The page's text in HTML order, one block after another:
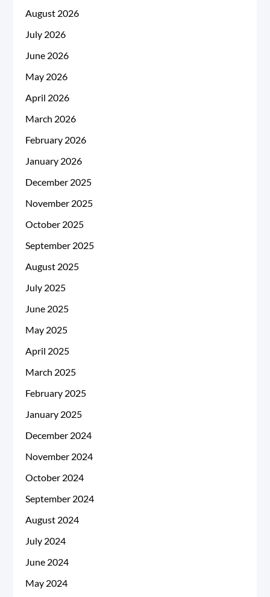
August 2026
July 2026
June 2026
May 2026
April 2026
March 2026
February 2026
January 2026
December 2025
November 2025
October 2025
September 2025
August 2025
July 2025
June 2025
May 2025
April 2025
March 2025
February 2025
January 2025
December 2024
November 2024
October 2024
September 2024
August 2024
July 2024
June 2024
May 2024